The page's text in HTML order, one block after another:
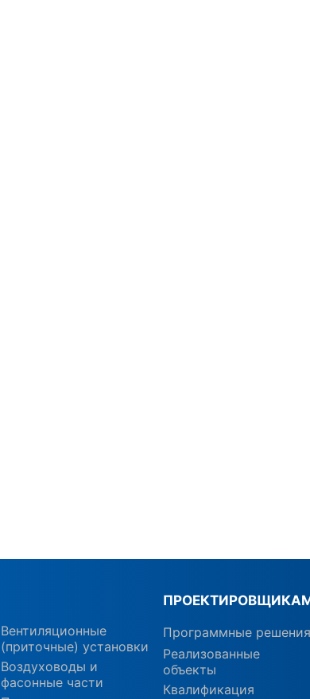
Вентиляционные
(приточные) установки
Воздуховоды и
фасонные части
Программные решения
Реализованные
объекты
Квалификация